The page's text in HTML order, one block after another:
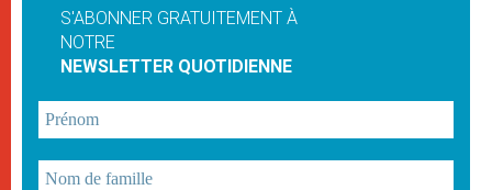
S'ABONNER GRATUITEMENT À
NOTRE
NEWSLETTER QUOTIDIENNE